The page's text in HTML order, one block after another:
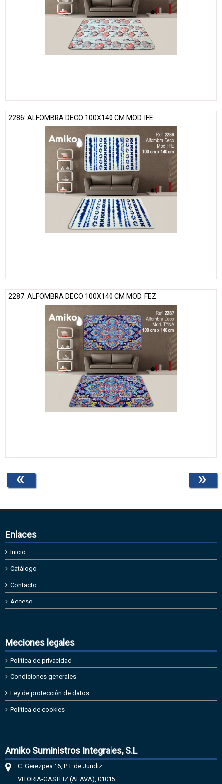
2286: ALFOMBRA DECO 100X140 CM MOD. IFE
2287: ALFOMBRA DECO 100X140 CM MOD. FEZ
« »
Enlaces
Inicio
Catálogo
Contacto
Acceso
Meciones legales
Política de privacidad
Condiciones generales
Ley de protección de datos
Política de cookies
Amiko Suministros Integrales, S.L
C. Gerezpea 16, P. I. de Jundiz
VITORIA-GASTEIZ (ALAVA), 01015